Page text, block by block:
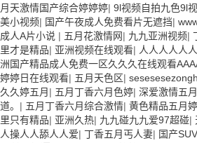
月天激情国产综合婷婷婷| 9l视频自拍九色9l
美小视频| 国产午夜成人免费看片无遮挡|
成人A片小说 | 五月花激情网| 九九亚洲视频|
里才是精品| 亚洲视频在线观看| 人人人人人
洲国产精品成人免费一区久久久在线观看
婷婷日在线观看| 五月天色区|
久久婷五月 | 五月丁香六月色婷| 深爱激情五
道。 | 五月丁香六月综合激情| 黄色精品五月
里只有精品| 亚洲久热| 九九碰九九爱97超碰|
人操人人舔人人爱| 丁香五月丐人妻| 国产